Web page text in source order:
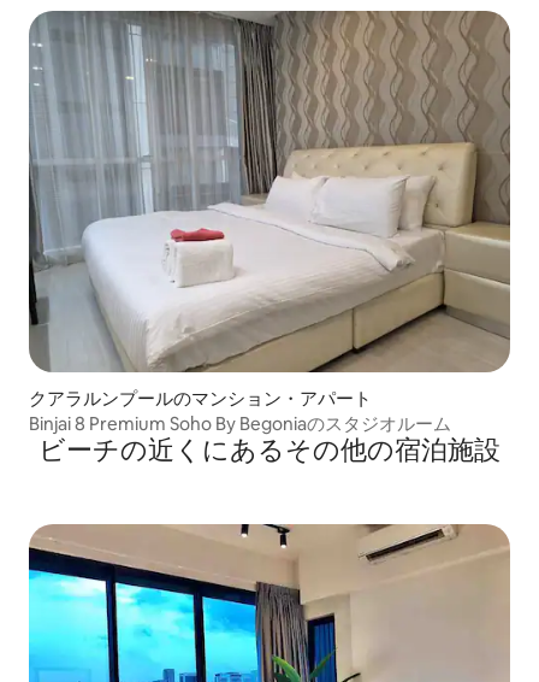
クアラルンプールのマンション・アパート
Binjai 8 Premium Soho By Begoniaのスタジオルーム
ビーチの近くにあるその他の宿泊施設